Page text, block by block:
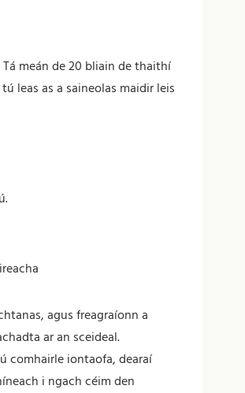
meán de 20 bliain de thaithí
leas as a saineolas maidir leis
agus freagraíonn a
ar an sceideal.
comhairle iontaofa, dearaí
i ngach céim den